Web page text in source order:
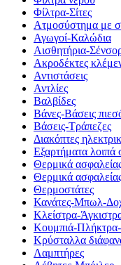
Φίλτρα-Σίτες
Ατμοσύστημα με
Αγωγοί-Καλώδια
Αισθητήρια-
Ακροδέκτες
Αντιστάσεις
Αντλίες
Βαλβίδες
Βάνες-Βάσεις
Βάσεις-Τράπεζες
Διακόπτες
Εξαρτήματα λοιπά
Θερμικά
Θερμικά
Θερμοστάτες
Κανάτες-Μπωλ-
Κλείστρα-
Κουμπιά-
Κρύσταλλα
Λαμπτήρες